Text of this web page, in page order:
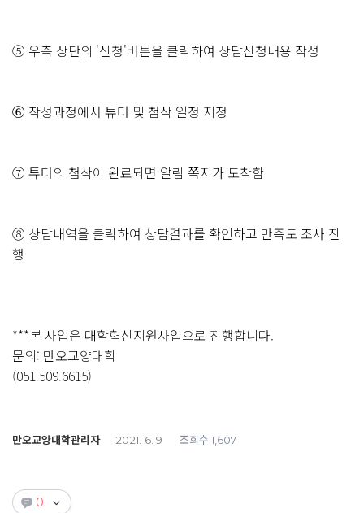
⑤ 우측 상단의 '신청'버튼을 클릭하여 상담신청내용 작성
⑥ 작성과정에서 튜터 및 첨삭 일정 지정
⑦ 튜터의 첨삭이 완료되면 알림 쪽지가 도착함
⑧ 상담내역을 클릭하여 상담결과를 확인하고 만족도 조사 진
행
***본 사업은 대학혁신지원사업으로 진행합니다.
문의: 만오교양대학
(051.509.6615)
만오교양대학관리자 2021. 6. 9 조회수 1,607
0